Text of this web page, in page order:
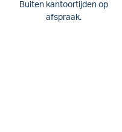
Buiten kantoortijden op
afspraak.